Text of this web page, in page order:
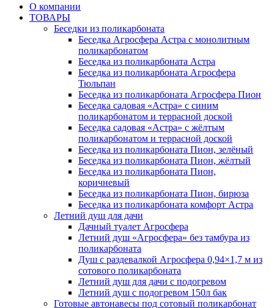
О компании
ТОВАРЫ
Беседки из поликарбоната
Беседка Агросфера Астра с монолитным
поликарбонатом
Беседка из поликарбоната Астра
Беседка из поликарбоната Агросфера
Тюльпан
Беседка из поликарбоната Агросфера Пион
Беседка садовая «Астра» с синим
поликарбонатом и террасной доской
Беседка садовая «Астра» с жёлтым
поликарбонатом и террасной доской
Беседка из поликарбоната Пион, зелёный
Беседка из поликарбоната Пион, жёлтый
Беседка из поликарбоната Пион,
коричневый
Беседка из поликарбоната Пион, бирюза
Беседка из поликарбоната комфорт Астра
Летний душ для дачи
Дачный туалет Агросфера
Летний душ «Агросфера» без тамбура из
поликарбоната
Душ с раздевалкой Агросфера 0,94×1,7 м из
сотового поликарбоната
Летний душ для дачи с подогревом
Летний душ с подогревом 150л бак
Готовые автонавесы под сотовый поликарбонат